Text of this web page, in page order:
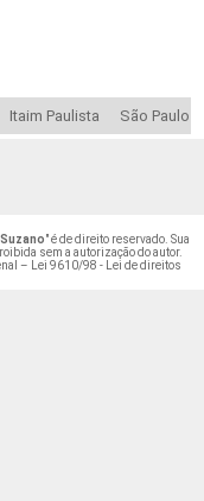
Itaim Paulista São Paulo
" é de direito reservado. Sua
sem a autorização do autor.
–
Lei 9610/98 - Lei de direitos